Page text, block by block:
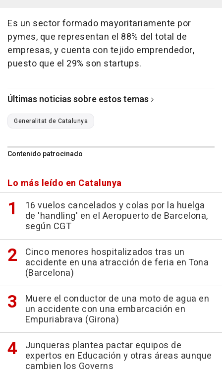
Es un sector formado mayoritariamente por
pymes, que representan el 88% del total de
empresas, y cuenta con tejido emprendedor,
puesto que el 29% son startups.
Últimas noticias sobre estos temas
Generalitat de Catalunya
Contenido patrocinado
Lo más leído en Catalunya
16 vuelos cancelados y colas por la huelga
de 'handling' en el Aeropuerto de Barcelona,
según CGT
Cinco menores hospitalizados tras un
accidente en una atracción de feria en Tona
(Barcelona)
Muere el conductor de una moto de agua en
un accidente con una embarcación en
Empuriabrava (Girona)
Junqueras plantea pactar equipos de
expertos en Educación y otras áreas aunque
cambien los Governs